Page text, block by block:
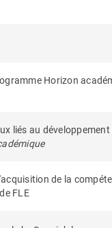
Horizon
liés au
de la
FLE